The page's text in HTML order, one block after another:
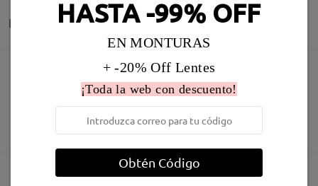
Entrega
5-7 días laborales detalles
Enviado
60 días de garantía de devolución y cambio
Garantía de 365 días
Descubrir Más
HASTA -99% OFF
EN MONTURAS
+ -20% Off Lentes
¡Toda la web con descuento!
Obtén Código